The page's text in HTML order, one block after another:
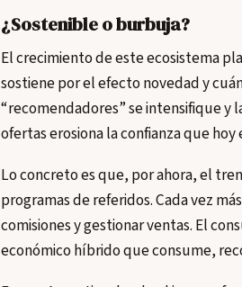
¿Sostenible o burbuja?
El crecimiento de este ecosistema
sostiene por el efecto novedad y
“recomendadores” se intensifique y
ofertas erosiona la confianza que hoy
Lo concreto es que, por ahora, el
programas de referidos. Cada vez
comisiones y gestionar ventas. El
económico híbrido que consume,